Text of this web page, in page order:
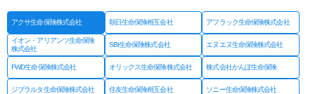
アクサ生命保険株式会社 朝日生命保険相互会社 アフラック生命保険株式会社
イオン・アリアンツ生命保険
株式会社
SBI生命保険株式会社 エヌエヌ生命保険株式会社
FWD生命保険株式会社 オリックス生命保険株式会社 株式会社かんぽ生命保険
ジブラルタ生命保険株式会社 住友生命保険相互会社 ソニー生命保険株式会社